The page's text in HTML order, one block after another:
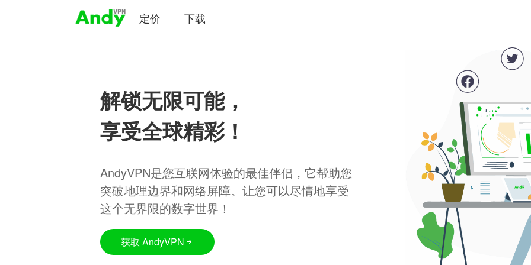
定价 下载
解锁无限可能，
享受全球精彩！
AndyVPN是您互联网体验的最佳伴侣，它帮助您
突破地理边界和网络屏障。让您可以尽情地享受
这个无界限的数字世界！
获取 AndyVPN